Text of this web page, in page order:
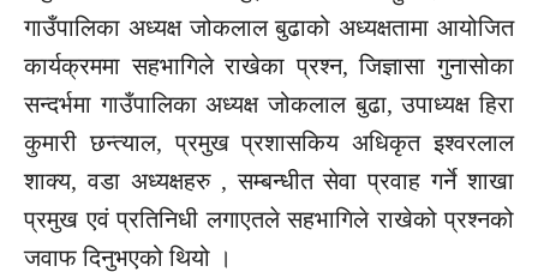
गाउँपालिका अध्यक्ष जोकलाल बुढाको अध्यक्षतामा आयोजित
कार्यक्रममा सहभागिले राखेका प्रश्न, जिज्ञासा गुनासोका
सन्दर्भमा गाउँपालिका अध्यक्ष जोकलाल बुढा, उपाध्यक्ष हिरा
कुमारी छन्त्याल, प्रमुख प्रशासकिय अधिकृत इश्वरलाल
शाक्य, वडा अध्यक्षहरु , सम्बन्धीत सेवा प्रवाह गर्ने शाखा
प्रमुख एवं प्रतिनिधी लगाएतले सहभागिले राखेको प्रश्नको
जवाफ दिनुभएको थियो ।